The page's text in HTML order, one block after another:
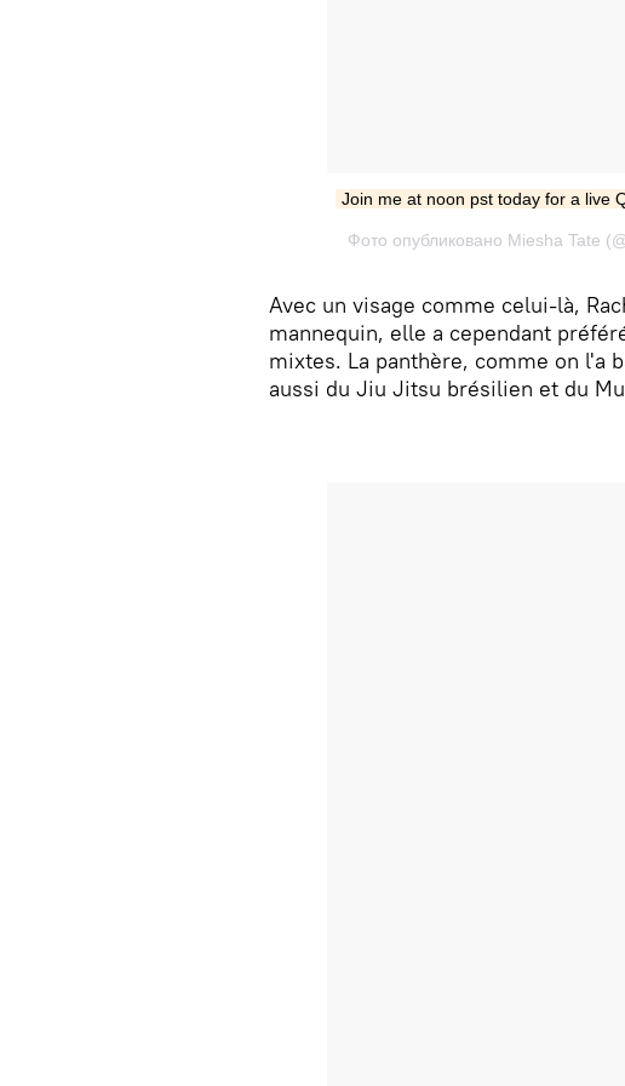
Join me at noon pst today for a live
Фото опубликовано Miesha Tate
Avec un visage comme celui-là,
mannequin, elle a cependant
mixtes. La panthère, comme on l'a
aussi du Jiu Jitsu brésilien et du